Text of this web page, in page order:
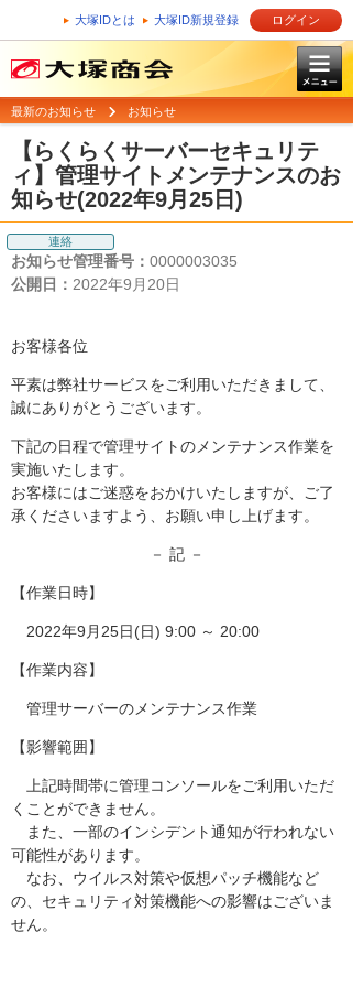
大塚IDとは 大塚ID新規登録 ログイン
最新のお知らせ お知らせ
【らくらくサーバーセキュリテ
ィ】管理サイトメンテナンスのお
知らせ(2022年9月25日)
連絡
お知らせ管理番号： 0000003035
公開日： 2022年9月20日
お客様各位
平素は弊社サービスをご利用いただきまして、
誠にありがとうございます。
下記の日程で管理サイトのメンテナンス作業を
実施いたします。
お客様にはご迷惑をおかけいたしますが、ご了
承くださいますよう、お願い申し上げます。
－ 記 －
【作業日時】
2022年9月25日(日) 9:00 ～ 20:00
【作業内容】
管理サーバーのメンテナンス作業
【影響範囲】
上記時間帯に管理コンソールをご利用いただ
くことができません。
また、一部のインシデント通知が行われない
可能性があります。
なお、ウイルス対策や仮想パッチ機能など
の、セキュリティ対策機能への影響はございま
せん。